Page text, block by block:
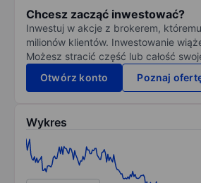
Chcesz zacząć inwestować?
Inwestuj w akcje z brokerem,
milionów klientów. Inwestowanie
Możesz stracić część lub całość
Otwórz konto
Poznaj
Wykres
Line chart with 207 data points.